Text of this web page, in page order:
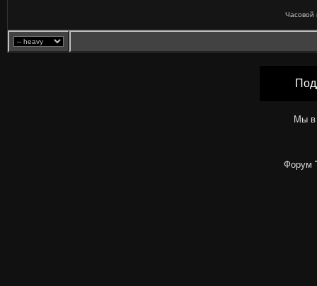
Часовой
Мы в
Форум